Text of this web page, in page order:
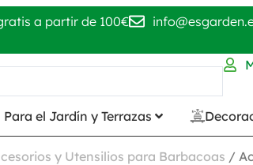
a partir de 100€
Para el Jardín y Terrazas
y Utensilios para Barbacoas /